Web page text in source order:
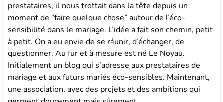
prestataires, il nous trottait dans la tête depuis un
moment de “faire quelque chose” autour de l’éco-
sensibilité dans le mariage. L’idée a fait son chemin, petit
à petit. On a eu envie de se réunir, d’échanger, de
questionner. Au fur et à mesure est né Le Noyau.
Initialement un blog qui s’adresse aux prestataires de
mariage et aux futurs mariés éco-sensibles. Maintenant,
une association, avec des projets et des ambitions qui